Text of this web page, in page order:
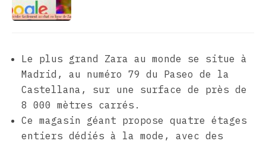
Le plus grand Zara au monde se situe à
Madrid, au numéro 79 du Paseo de la
Castellana, sur une surface de près de
8 000 mètres carrés.
Ce magasin géant propose quatre étages
entiers dédiés à la mode, avec des